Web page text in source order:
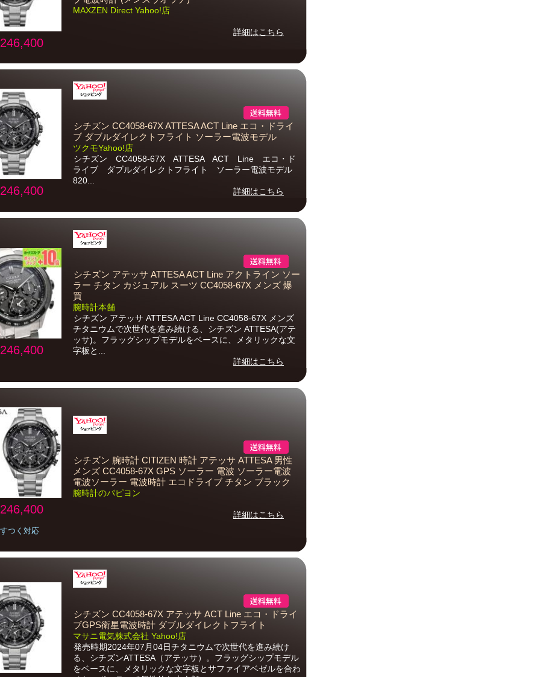
MAXZEN Direct Yahoo!店
詳細はこちら
シチズン CC4058-67X ATTESA ACT Line エコ・ドライ
ブ ダブルダイレクトフライト ソーラー電波モデル
ツクモYahoo!店
シチズン CC4058-67X ATTESA ACT Line エコ・ド
ライブ ダブルダイレクトフライト ソーラー電波モデル
820...
詳細はこちら
シチズン アテッサ ATTESA ACT Line アクトライン ソー
ラー チタン カジュアル スーツ CC4058-67X メンズ 爆
買
腕時計本舗
シチズン アテッサ ATTESA ACT Line CC4058-67X メンズ
チタニウムで次世代を進み続ける、シチズン ATTESA(アテ
ッサ)。フラッグシップモデルをベースに、メタリックな文
字板と...
詳細はこちら
つく対応
シチズン 腕時計 CITIZEN 時計 アテッサ ATTESA 男性
メンズ CC4058-67X GPS ソーラー 電波 ソーラー電波
電波ソーラー 電波時計 エコドライブ チタン ブラック
腕時計のパピヨン
詳細はこちら
シチズン CC4058-67X アテッサ ACT Line エコ・ドライ
ブGPS衛星電波時計 ダブルダイレクトフライト
マサニ電気株式会社 Yahoo!店
発売時期2024年07月04日チタニウムで次世代を進み続け
る、シチズンATTESA（アテッサ）。フラッグシップモデル
をベースに、メタリックな文字板とサファイアベゼルを合わ